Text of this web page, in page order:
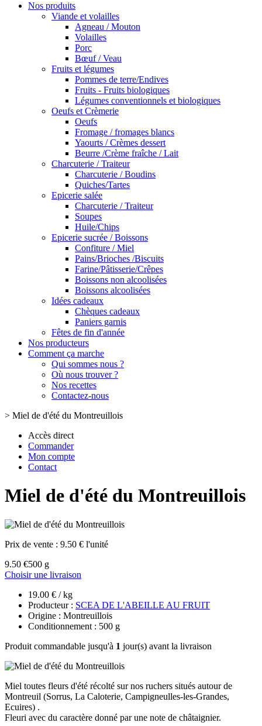
Nos produits
Viande et volailles
Agneau / Mouton
Volailles
Porc
Bœuf / Veau
Fruits et légumes
Pommes de terre/Endives
Fruits - Fruits biologiques
Légumes conventionnels et biologiques
Oeufs et Crèmerie
Oeufs
Fromage / fromages blancs
Yaourts / Crèmes dessert
Beurre /Crème fraîche / Lait
Charcuterie / Traiteur
Charcuterie / Boudins
Quiches/Tartes
Epicerie salée
Charcuterie / Traiteur
Soupes
Huile/Chips
Epicerie sucrée / Boissons
Confiture / Miel
Pains/Brioches /Biscuits
Farine/Pâtisserie/Crêpes
Boissons non alcoolisées
Boissons alcoolisées
Idées cadeaux
Chèques cadeaux
Paniers garnis
Fêtes de fin d'année
Nos producteurs
Comment ça marche
Qui sommes nous ?
Où nous trouver ?
Nos recettes
Contactez-nous
> Miel de d'été du Montreuillois
Accès direct
Commander
Mon compte
Contact
Miel de d'été du Montreuillois
Prix de vente : 9.50 € l'unité
9.50 €500 g
Choisir une livraison
19.00 € / kg
Producteur : SCEA DE L'ABEILLE AU FRUIT
Origine : Montreuillois
Conditionnement : 500 g
Produit commandable jusqu'à 1 jour(s) avant la livraison
Miel toutes fleurs d'été récolté sur nos ruchers situés autour de
Montreuil (Sorrus, La Caloterie, Campigneulles-les-Grandes,
Ecuires) .
Fleuri avec du caractère donné par une note de châtaignier.